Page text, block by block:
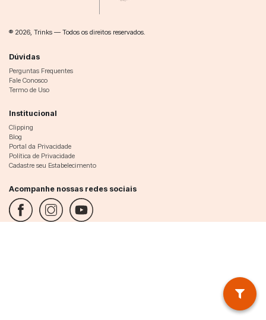
® 2026, Trinks — Todos os direitos reservados.
Dúvidas
Perguntas Frequentes
Fale Conosco
Termo de Uso
Institucional
Clipping
Blog
Portal da Privacidade
Política de Privacidade
Cadastre seu Estabelecimento
Acompanhe nossas redes sociais